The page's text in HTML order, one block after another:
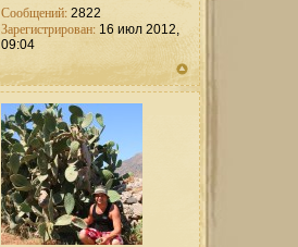
Сообщений: 2822
Зарегистрирован: 16 июл 2012,
09:04